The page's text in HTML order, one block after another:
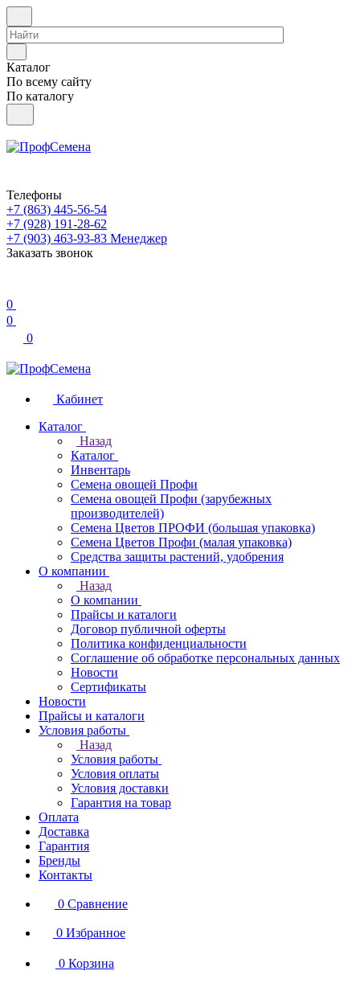
Каталог
По всему сайту
По каталогу
Телефоны
+7 (863) 445-56-54
+7 (928) 191-28-62
+7 (903) 463-93-83 Менеджер
Заказать звонок
0
0
0
Кабинет
Каталог
Назад
Каталог
Инвентарь
Семена овощей Профи
Семена овощей Профи (зарубежных
производителей)
Семена Цветов ПРОФИ (большая упаковка)
Семена Цветов Профи (малая упаковка)
Средства защиты растений, удобрения
О компании
Назад
О компании
Прайсы и каталоги
Договор публичной оферты
Политика конфиденциальности
Соглашение об обработке персональных данных
Новости
Сертификаты
Новости
Прайсы и каталоги
Условия работы
Назад
Условия работы
Условия оплаты
Условия доставки
Гарантия на товар
Оплата
Доставка
Гарантия
Бренды
Контакты
0 Сравнение
0 Избранное
0 Корзина